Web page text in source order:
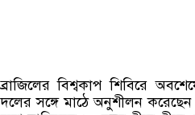
ব্রাজিলের বিশ্বকাপ শিবিরে
দলের সঙ্গে মাঠে অনুশীলন